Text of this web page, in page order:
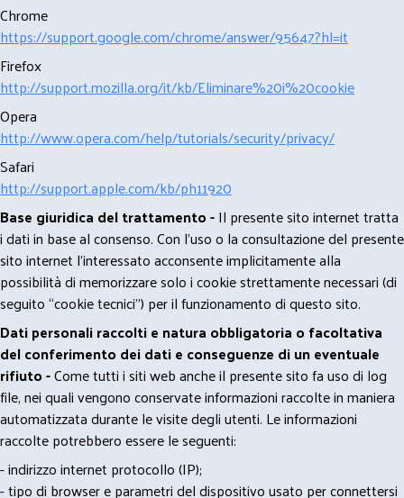
Chrome
https://support.google.com/chrome/answer/95647?hl=it
Firefox
http://support.mozilla.org/it/kb/Eliminare%20i%20cookie
Opera
http://www.opera.com/help/tutorials/security/privacy/
Safari
http://support.apple.com/kb/ph11920
Base giuridica del trattamento -Il presente sito internet tratta
i dati in base al consenso. Con l'uso o la consultazione del presente
sito internet l’interessato acconsente implicitamente alla
possibilità di memorizzare solo i cookie strettamente necessari (di
seguito “cookie tecnici”) per il funzionamento di questo sito.
Dati personali raccolti e natura obbligatoria o facoltativa
del conferimento dei dati e conseguenze di un eventuale
rifiuto -Come tutti i siti web anche il presente sito fa uso di log
file, nei quali vengono conservate informazioni raccolte in maniera
automatizzata durante le visite degli utenti. Le informazioni
raccolte potrebbero essere le seguenti:
- indirizzo internet protocollo (IP);
- tipo di browser e parametri del dispositivo usato per connettersi